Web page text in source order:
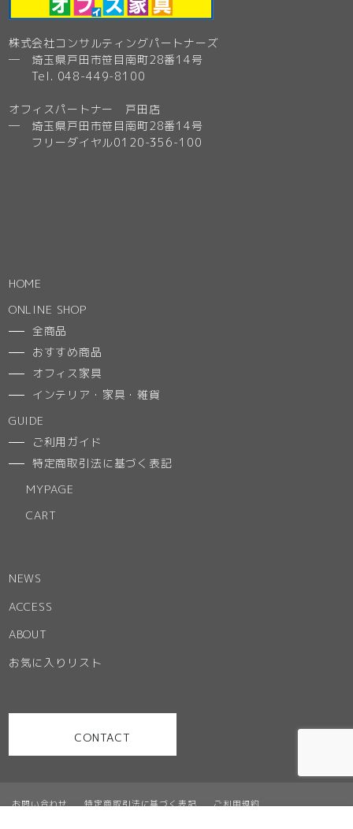
お問い合わせ 特定商取引法に基づく表記 ご利用規約
株式会社コンサルティングパートナーズ
─ 埼玉県戸田市笹目南町28番14号
Tel. 048-449-8100
オフィスパートナー 戸田店
─ 埼玉県戸田市笹目南町28番14号
フリーダイヤル0120-356-100
HOME
ONLINE SHOP
全商品
おすすめ商品
オフィス家具
インテリア・家具・雑貨
GUIDE
ご利用ガイド
特定商取引法に基づく表記
MYPAGE
CART
NEWS
ACCESS
ABOUT
お気に入りリスト
CONTACT